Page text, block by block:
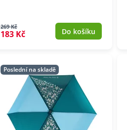
269 Kč
183 Kč Do košíku
Poslední na skladě